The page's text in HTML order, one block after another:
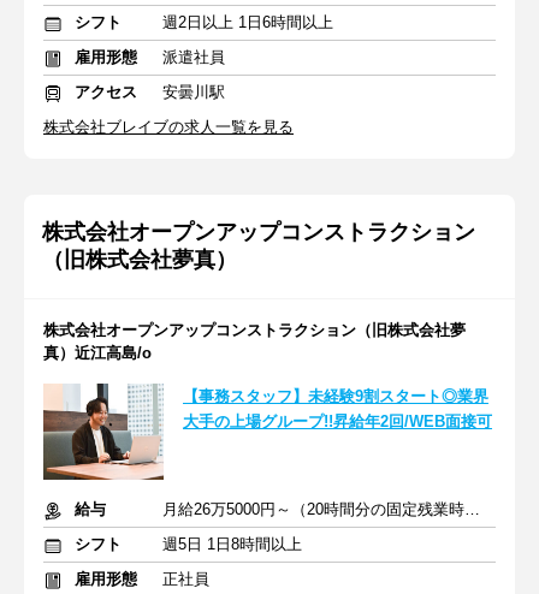
シフト
週2日以上 1日6時間以上
雇用形態
派遣社員
アクセス
安曇川駅
株式会社ブレイブの求人一覧を見る
株式会社オープンアップコンストラクション
（旧株式会社夢真）
株式会社オープンアップコンストラクション（旧株式会社夢
真）近江高島/o
【事務スタッフ】未経験9割スタート◎業界
大手の上場グループ!!昇給年2回/WEB面接可
給与
月給26万5000円～（20時間分の固定残業時間代を含む）
シフト
週5日 1日8時間以上
雇用形態
正社員